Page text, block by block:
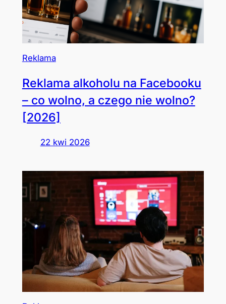
Reklama
Reklama alkoholu na Facebooku
– co wolno, a czego nie wolno?
[2026]
22 kwi 2026